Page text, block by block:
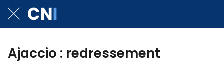
Ajaccio : redressement